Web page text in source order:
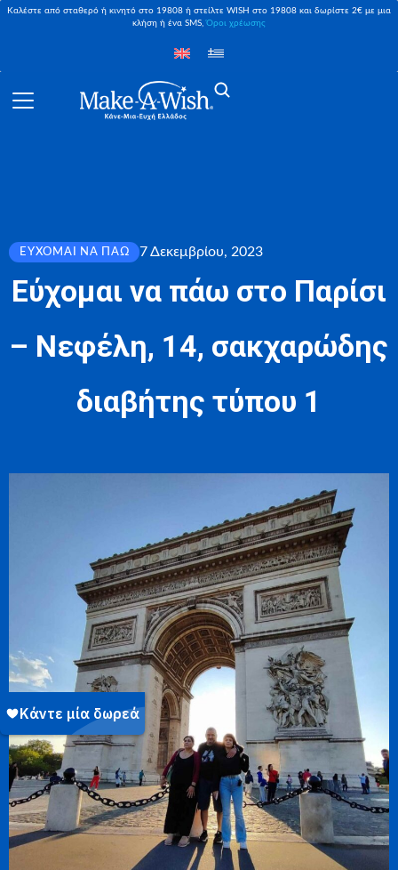
Καλέστε από σταθερό ή κινητό στο 19808 ή στείλτε WISH στο 19808 και δωρίστε 2€ με μια
κλήση ή ένα SMS,Όροι χρέωσης
ΕΎΧΟΜΑΙ ΝΑ ΠΆΩ 7 Δεκεμβρίου, 2023
Εύχομαι να πάω στο Παρίσι
– Νεφέλη, 14, σακχαρώδης
διαβήτης τύπου 1